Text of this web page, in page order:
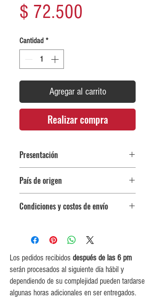
$ 72.500
Cantidad *
Agregar al carrito
Realizar compra
Presentación
País de origen
Condiciones y costos de envío
iguales o mayores a $350,000.
$5,000 para pedidos entre
$150,000 y $349,999.
$10,000 para pedidos entre
$80,000 y $149,999.
$15,000 para pedidos menores de
$80,000
Los pedidos recibidos después de las 6 pm
serán procesados al siguiente día hábil y
dependiendo de su complejidad pueden tardarse
algunas horas adicionales en ser entregados.